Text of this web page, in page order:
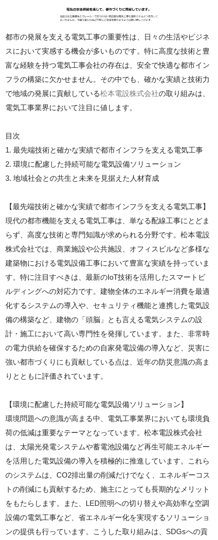
都市の発展を支える電気工事の重要性は、日々の生活やビジネ
スにおいて実感する機会が多いものです。特に高度な技術と豊
富な経験を持つ電気工事会社の存在は、安全で快適な都市イン
フラの構築に欠かせません。その中でも、確かな実績と技術力
で地域の発展に貢献している松本電設株式会社の取り組みは、
電気工事業界において注目に値します。
目次
1. 最先端技術と確かな実績で都市インフラを支える電気工事
2. 環境に配慮した持続可能な電気設備ソリューション
3. 地域社会との共生と未来を見据えた人材育成
【最先端技術と確かな実績で都市インフラを支える電気工事】
現代の都市機能を支える電気工事は、単なる配線工事にとどま
らず、高度な技術と専門知識が求められる分野です。松本電設
株式会社では、商業施設や公共施設、オフィスビルなど多様な
建築物における電気設備工事において豊富な実績を持っていま
す。特に注目すべきは、最新のIoT技術を活用したスマートビ
ルディングへの対応力です。建物全体のエネルギー消費を最適
化するシステムの導入や、セキュリティ機能と連携した電気設
備の構築など、建物の「頭脳」とも言える電気システムの設
計・施工において高い専門性を発揮しています。また、非常時
の電力供給を確保するための自家発電設備の導入など、災害に
強い都市づくりにも貢献している点は、近年の防災意識の高ま
りとともに評価されています。
【環境に配慮した持続可能な電気設備ソリューション】
環境問題への意識が高まる中、電気工事業界においても環境負
荷の低減は重要なテーマとなっています。松本電設株式会社
は、太陽光発電システムや蓄電池設備など再生可能エネルギー
を活用した電気設備の導入を積極的に推進しています。これら
のシステムは、CO2排出量の削減だけでなく、エネルギーコス
トの削減にも貢献するため、施主にとっても長期的なメリット
をもたらします。また、LED照明への切り替えや高効率な空調
設備の電気工事など、省エネルギー化を実現するソリューショ
ンの提供も行っています。こうした取り組みは、SDGsへの貢